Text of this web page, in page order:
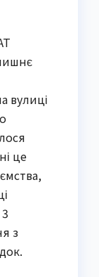
вулиці
це
з